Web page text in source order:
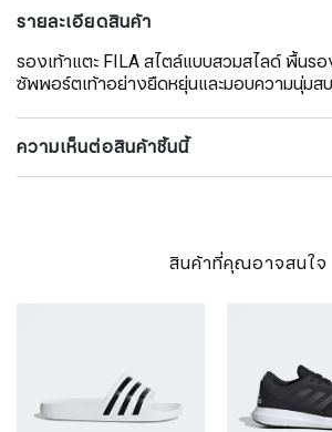
รายละเอียดสินค้า
รองเท้าแตะ FILA สไตล์แบบสวมสไลด์ พื้นร
ซัพพอร์ตเท้าอย่างยืดหยุ่นและมอบความนุ่มส
ความเห็นต่อสินค้าชิ้นนี้
สินค้าที่คุณอาจสนใจ